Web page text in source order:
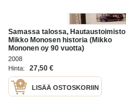
Samassa talossa, Hautaustoimisto
Mikko Monosen historia (Mikko
Mononen oy 90 vuotta)
2008
Hinta:
27,50 €
LISÄÄ OSTOSKORIIN